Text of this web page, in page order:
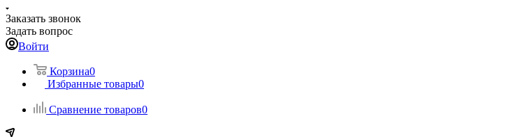
Заказать звонок
Задать вопрос
Войти
Корзина0
Избранные товары0
Сравнение товаров0